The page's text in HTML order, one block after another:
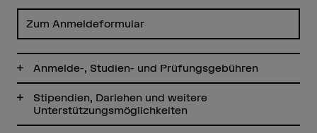
Zum Anmeldeformular
Anmelde-, Studien- und Prüfungsgebühren
Stipendien, Darlehen und weitere
Unterstützungsmöglichkeiten